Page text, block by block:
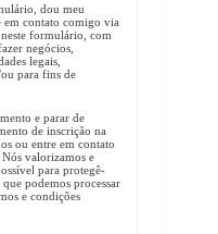
dou meu
em contato comigo via
formulário, com
negócios,
legais,
para fins de
e parar de
de inscrição na
ou entre em contato
. Nós valorizamos e
para protegê-
podemos processar
e condições